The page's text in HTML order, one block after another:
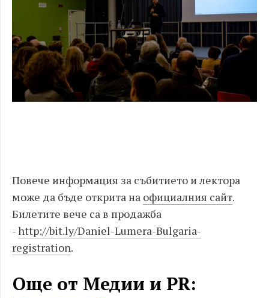
Повече информация за събитието и лектора
може да бъде открита на официалния сайт.
Билетите вече са в продажба
-http://bit.ly/Daniel-Lumera-Bulgaria-
registration.
Още от Медии и PR: